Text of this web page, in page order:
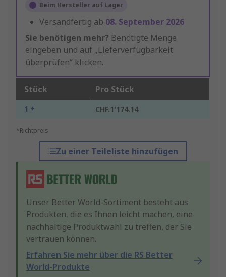
Beim Hersteller auf Lager
Versandfertig ab 08. September 2026
Sie benötigen mehr? Benötigte Menge
eingeben und auf „Lieferverfügbarkeit
überprüfen“ klicken.
Stück Pro Stück
1 + CHF.1'174.14
*Richtpreis
Zu einer Teileliste hinzufügen
Unser Better World-Sortiment besteht aus
Produkten, die es Ihnen leicht machen, eine
nachhaltige Produktwahl zu treffen, der Sie
vertrauen können.
Erfahren Sie mehr über die RS Better
World-Produkte